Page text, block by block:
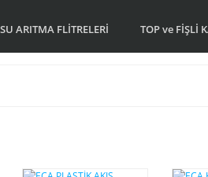
SU ARITMA FLİTRELERİ TOP ve FİŞLİ